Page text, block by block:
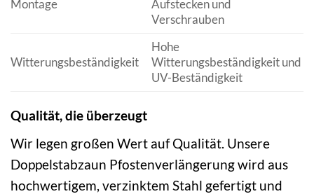
Montage
Aufstecken und
Verschrauben
Witterungsbeständigkeit
Hohe
Witterungsbeständigkeit und
UV-Beständigkeit
Qualität, die überzeugt
Wir legen großen Wert auf Qualität. Unsere
Doppelstabzaun Pfostenverlängerung wird aus
hochwertigem, verzinktem Stahl gefertigt und